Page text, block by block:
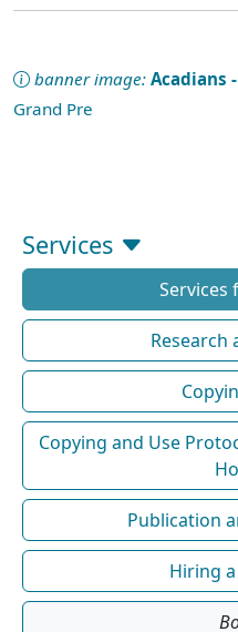
banner image: Acadians
Grand Pre
Services
Services
Research
Copying and Use
Publication
Hiring